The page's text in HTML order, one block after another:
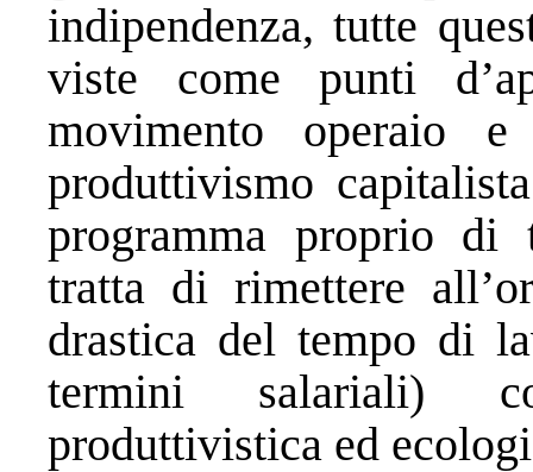
indipendenza, tutte
viste come punti
movimento operaio
produttivismo
programma proprio di
tratta di rimettere
drastica del tempo di
termini salariali)
produttivistica ed